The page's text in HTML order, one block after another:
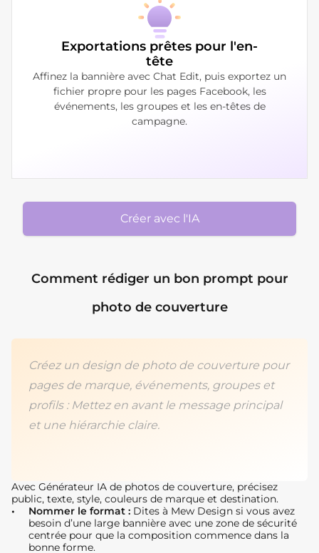
Exportations prêtes pour l'en-
tête
Affinez la bannière avec Chat Edit, puis exportez un
fichier propre pour les pages Facebook, les
événements, les groupes et les en-têtes de
campagne.
Créer avec l'IA
Comment rédiger un bon prompt pour
photo de couverture
Créez un design de photo de couverture pour
pages de marque, événements, groupes et
profils : Mettez en avant le message principal
et une hiérarchie claire.
Avec Générateur IA de photos de couverture, précisez
public, texte, style, couleurs de marque et destination.
Nommer le format : Dites à Mew Design si vous avez
besoin d’une large bannière avec une zone de sécurité
centrée pour que la composition commence dans la
bonne forme.